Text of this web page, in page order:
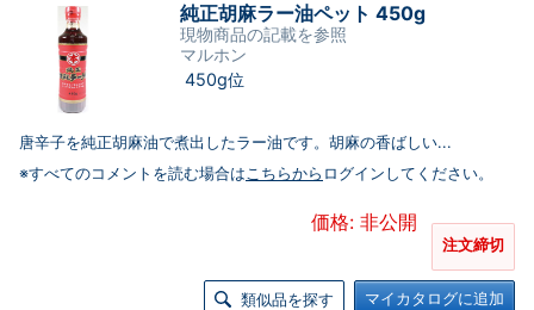
純正胡麻ラー油ペット 450g
現物商品の記載を参照
マルホン
450g位
唐辛子を純正胡麻油で煮出したラー油です。胡麻の香ばしい...
※すべてのコメントを読む場合はこちらから ログインしてください。
価格: 非公開
注文締切
類似品を探す マイカタログに追加